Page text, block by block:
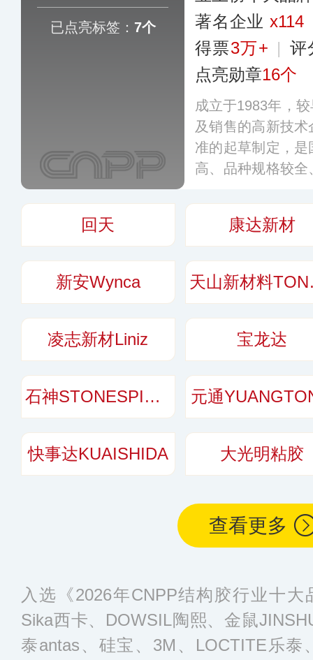
已点亮标签： 7个
著名企业 x114
得票3万+ | 评
点亮勋章16个
成立于1983年，
及销售的高新技
准的起草制定，
高、品种规格较
机场建造、汽车
回天 康达新材
新安Wynca
凌志新材Liniz 宝龙达
石神STONESPIRIT 元通
快事达KUAISHIDA 大光明粘胶
查看更多
入选《2026年CNPP结构胶行业十
Sika西卡、DOWSIL陶熙、金鼠
泰antas、硅宝、3M、LOCTITE乐泰